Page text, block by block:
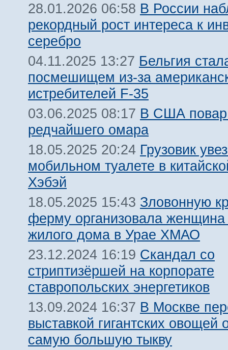
28.01.2026 06:58 В России
рекордный рост интереса к
серебро
04.11.2025 13:27 Бельгия
посмешищем из-за
истребителей F-35
03.06.2025 08:17 В США повар
редчайшего омара
18.05.2025 20:24 Грузовик
мобильном туалете в
Хэбэй
18.05.2025 15:43 Зловонную
ферму организовала женщина
жилого дома в Урае ХМАО
23.12.2024 16:19 Скандал со
стриптизёршей на корпорате
ставропольских энергетиков
13.09.2024 16:37 В Москве
выставкой гигантских овощей
самую большую тыкву